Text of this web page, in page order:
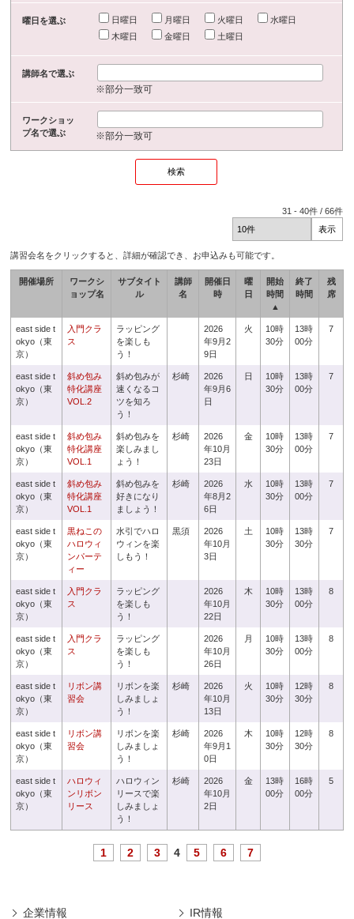
曜日を選ぶ 日曜日 月曜日 火曜日
水曜日
木曜日
金曜日 土曜日
講師名で選ぶ
※部分一致可
ワークショッ
プ名で選ぶ
※部分一致可
31 -40件 /66件
講習会名をクリックすると、詳細が確認でき、お申込みも可能です。
開催場所
ワークシ
ョップ名
サブタイト
ル
講師
名
開催日
時
曜
日
開始
時間
▲
終了
時間
残
席
east side t
okyo（東
京）
入門クラ
ス
ラッピング
を楽しも
う！
2026
年9月2
9日
火
10時
30分
13時
00分
7
east side t
okyo（東
京）
斜め包み
特化講座
VOL.2
斜め包みが
速くなるコ
ツを知ろ
う！
杉崎
2026
年9月6
日
日
10時
30分
13時
00分
7
east side t
okyo（東
京）
斜め包み
特化講座
VOL.1
斜め包みを
楽しみまし
ょう！
杉崎
2026
年10月
23日
金
10時
30分
13時
00分
7
east side t
okyo（東
京）
斜め包み
特化講座
VOL.1
斜め包みを
好きになり
ましょう！
杉崎
2026
年8月2
6日
水
10時
30分
13時
00分
7
east side t
okyo（東
京）
黒ねこの
ハロウィ
ンパーテ
ィー
水引でハロ
ウィンを楽
しもう！
黒須
2026
年10月
3日
土
10時
30分
13時
30分
7
east side t
okyo（東
京）
入門クラ
ス
ラッピング
を楽しも
う！
2026
年10月
22日
木
10時
30分
13時
00分
8
east side t
okyo（東
京）
入門クラ
ス
ラッピング
を楽しも
う！
2026
年10月
26日
月
10時
30分
13時
00分
8
east side t
okyo（東
京）
リボン講
習会
リボンを楽
しみましょ
う！
杉崎
2026
年10月
13日
火
10時
30分
12時
30分
8
east side t
okyo（東
京）
リボン講
習会
リボンを楽
しみましょ
う！
杉崎
2026
年9月1
0日
木
10時
30分
12時
30分
8
east side t
okyo（東
京）
ハロウィ
ンリボン
リース
ハロウィン
リースで楽
しみましょ
う！
杉崎
2026
年10月
2日
金
13時
00分
16時
00分
5
1 2 3 4 5 6 7
企業情報 IR情報